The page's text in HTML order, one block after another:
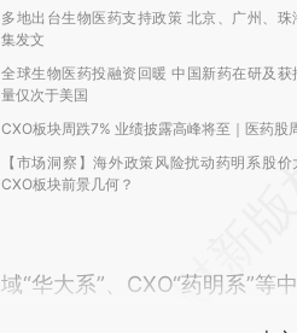
多地出台生物医药支持政策 北京、广州、珠
集发文
全球生物医药投融资回暖 中国新药在研及获
量仅次于美国
CXO板块周跌7% 业绩披露高峰将至｜医药股
【市场洞察】海外政策风险扰动药明系股价
CXO板块前景几何？
域“华大系”、CXO“药明系”等